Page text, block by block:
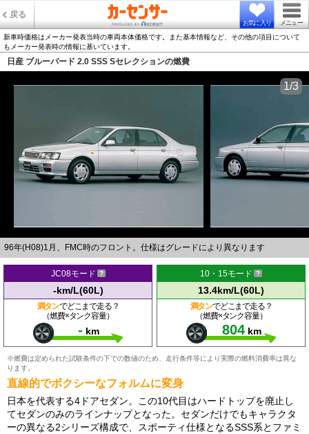
戻る
お気に入り メニュー
新車時価格はメーカー発表当時の車両本体価格です。また基本情報など、その他の項目について
もメーカー発表時の情報に基いています。
日産 ブルーバード 2.0 SSS Sセレクションの燃費
96年(H08)1月、FMC時のフロント。仕様はグレードにより異なります
1/3
JC08モード
-km/L(60L)
満タンでどこまで走る？
（燃費×タンク容量）
- km
10・15モード
13.4km/L(60L)
満タンでどこまで走る？
（燃費×タンク容量）
804 km
※燃費は定められた試験条件の下での数値のため、走行条件等により実際の燃料消費率は異な
ります。
直線的でボクシーなフォルムに変身
日本を代表する4ドアセダン。この10代目はハードトップを廃止し
てセダンのみのラインナップとなった。セダンだけでもキャラクタ
ーの異なる2シリーズ構成で、スポーティ仕様となるSSS系とファミ